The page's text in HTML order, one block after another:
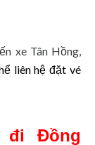
xe Tân Hồng,
liên hệ đặt vé
đi Đồng